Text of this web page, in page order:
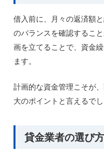
借入前に、月々の返済額
のバランスを確認するこ
画を立てることで、資金
ます。
計画的な資金管理こそが
大のポイントと言えるでし
貸金業者の選び方